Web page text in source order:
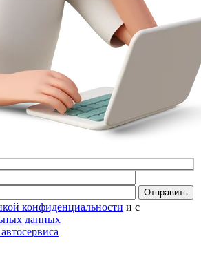
Отправить
конфиденциальности и с
данных